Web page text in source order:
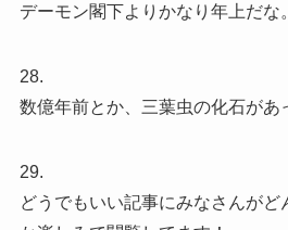
デーモン閣下よりかなり年上だな。
28.
数億年前とか、三葉虫の化石があ
29.
どうでもいい記事にみなさんが